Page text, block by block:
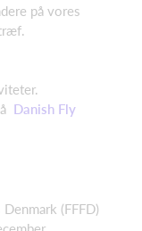
på vores
Danish Fly
(FFFD)